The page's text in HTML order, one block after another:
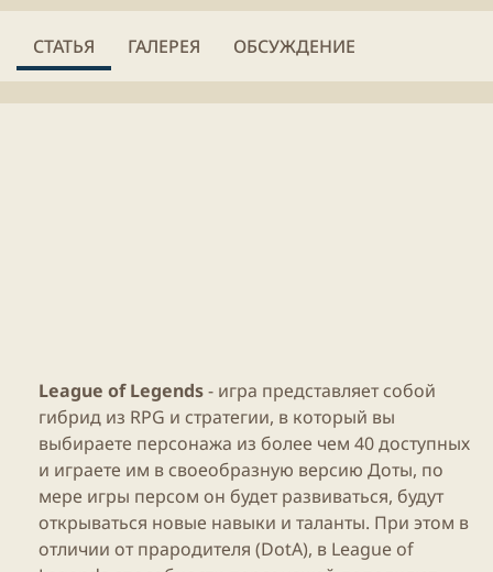
б
и
к
н
и
СТАТЬЯ ГАЛЕРЕЯ ОБСУЖДЕНИЕ
League of Legends- игра представляет собой
гибрид из RPG и стратегии, в который вы
выбираете персонажа из более чем 40 доступных
и играете им в своеобразную версию Доты, по
мере игры персом он будет развиваться, будут
открываться новые навыки и таланты. При этом в
отличии от прародителя (DotA), в League of